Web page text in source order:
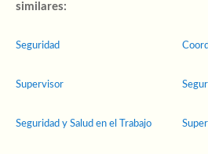
similares:
Seguridad
Supervisor
Seguridad y Salud en el Trabajo